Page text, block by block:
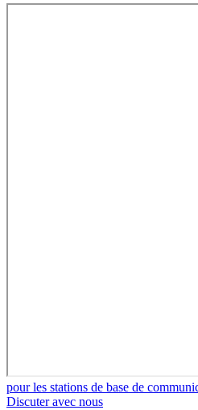
pour les stations de base de
Discuter avec nous